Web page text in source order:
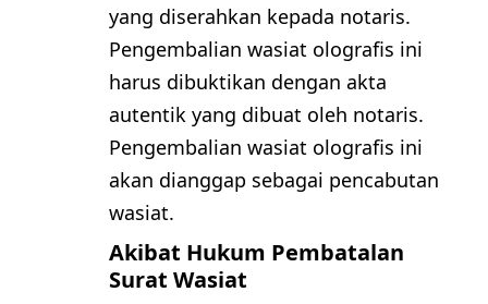
yang diserahkan kepada notaris.
Pengembalian wasiat olografis ini
harus dibuktikan dengan akta
autentik yang dibuat oleh notaris.
Pengembalian wasiat olografis ini
akan dianggap sebagai pencabutan
wasiat.
Akibat Hukum Pembatalan
Surat Wasiat